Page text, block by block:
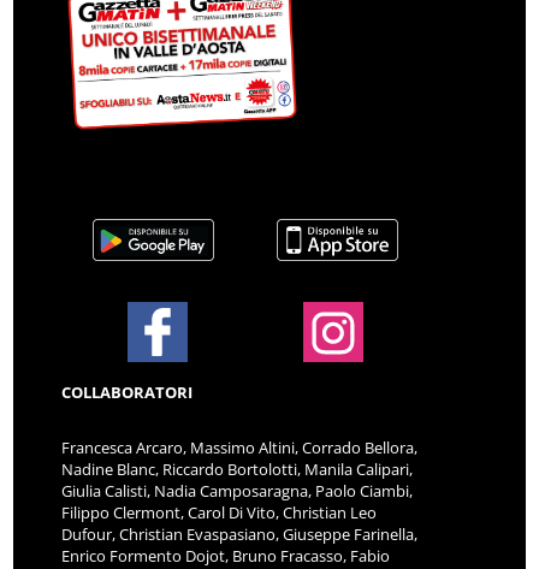
COLLABORATORI
Francesca Arcaro, Massimo Altini, Corrado Bellora,
Nadine Blanc, Riccardo Bortolotti, Manila Calipari,
Giulia Calisti, Nadia Camposaragna, Paolo Ciambi,
Filippo Clermont, Carol Di Vito, Christian Leo
Dufour, Christian Evaspasiano, Giuseppe Farinella,
Enrico Formento Dojot, Bruno Fracasso, Fabio